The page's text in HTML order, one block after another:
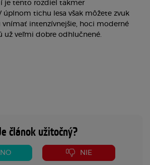
je tento rozdiel takmer
úplnom tichu lesa však môžete zvuk
vnímať intenzívnejšie, hoci moderné
už veľmi dobre odhlučnené.
článok užitočný?
NIE